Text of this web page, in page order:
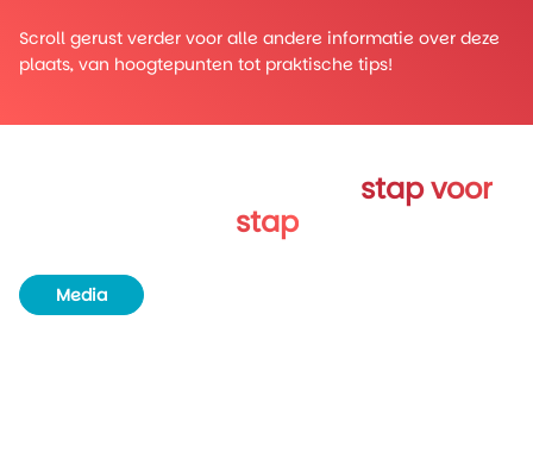
Scroll gerust verder voor alle andere informatie over deze
plaats, van hoogtepunten tot praktische tips!
stap voor
stap
Media